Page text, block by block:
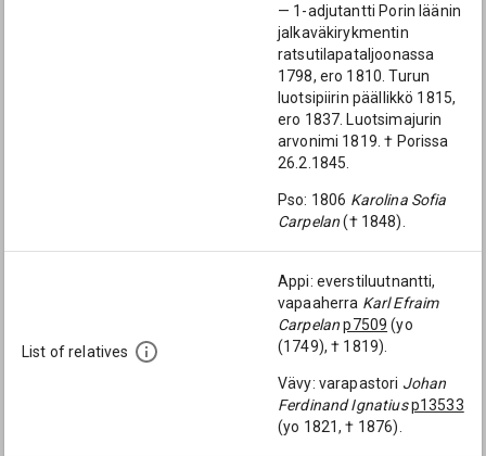
— 1-adjutantti Porin läänin
jalkaväkirykmentin
ratsutilapataljoonassa
1798, ero 1810. Turun
luotsipiirin päällikkö 1815,
ero 1837. Luotsimajurin
arvonimi 1819. † Porissa
26.2.1845.
Pso: 1806 Karolina Sofia
Carpelan(† 1848).
List of relatives
Appi: everstiluutnantti,
vapaaherra Karl Efraim
Carpelan p7509 (yo
(1749), † 1819).
Vävy: varapastori Johan
Ferdinand Ignatius p13533
(yo 1821, † 1876).